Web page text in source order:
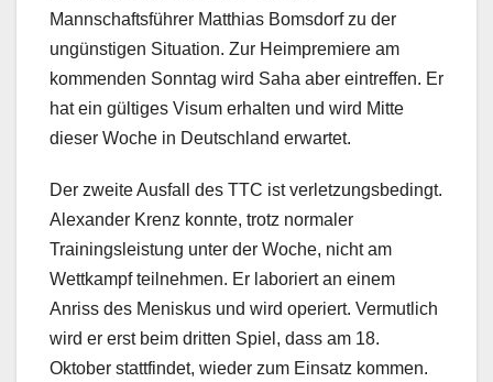
Mannschaftsführer Matthias Bomsdorf zu der
ungünstigen Situation. Zur Heimpremiere am
kommenden Sonntag wird Saha aber eintreffen. Er
hat ein gültiges Visum erhalten und wird Mitte
dieser Woche in Deutschland erwartet.
Der zweite Ausfall des TTC ist verletzungsbedingt.
Alexander Krenz konnte, trotz normaler
Trainingsleistung unter der Woche, nicht am
Wettkampf teilnehmen. Er laboriert an einem
Anriss des Meniskus und wird operiert. Vermutlich
wird er erst beim dritten Spiel, dass am 18.
Oktober stattfindet, wieder zum Einsatz kommen.